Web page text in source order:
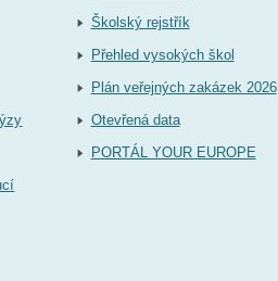
Školský rejstřík
Přehled vysokých škol
Plán veřejných zakázek 2026
Otevřená data
PORTÁL YOUR EUROPE